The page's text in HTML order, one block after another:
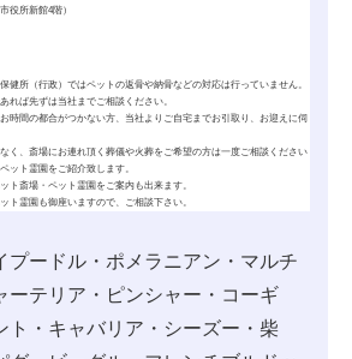
役所新館4階）
健所（行政）ではペットの返骨や納骨などの対応は行っていません。
れば先ずは当社までご相談ください。
時間の都合がつかない方、当社よりご自宅までお引取り、お迎えに伺
く、斎場にお連れ頂く葬儀や火葬をご希望の方は一度ご相談ください
ット霊園をご紹介致します。
ト斎場・ペット霊園をご案内も出来ます。
ト霊園も御座いますので、ご相談下さい。
プードル・ポメラニアン・マルチ
ーテリア・ピンシャー・コーギ
ト・キャバリア・シーズー・柴